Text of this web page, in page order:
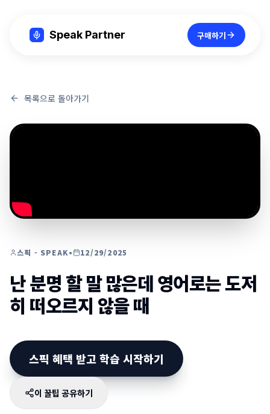
Speak Partner 구매하기
목록으로 돌아가기
스픽 - SPEAK• 12/29/2025
난 분명 할 말 많은데 영어로는 도저
히 떠오르지 않을 때
스픽 혜택 받고 학습 시작하기
이 꿀팁 공유하기